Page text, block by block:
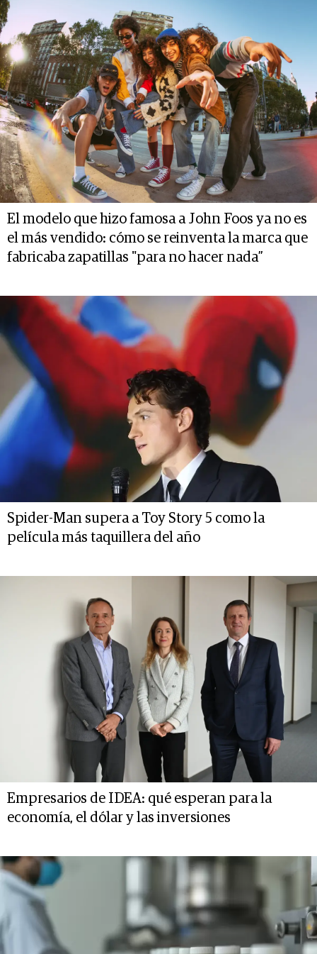
El modelo que hizo famosa a John Foos ya no es
el más vendido: cómo se reinventa la marca que
fabricaba zapatillas "para no hacer nada”
Spider-Man supera a Toy Story 5 como la
película más taquillera del año
Empresarios de IDEA: qué esperan para la
economía, el dólar y las inversiones